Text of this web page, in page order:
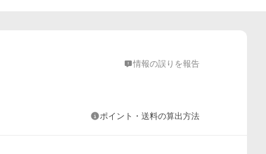
情報の誤りを報告
ポイント・送料の算出方法